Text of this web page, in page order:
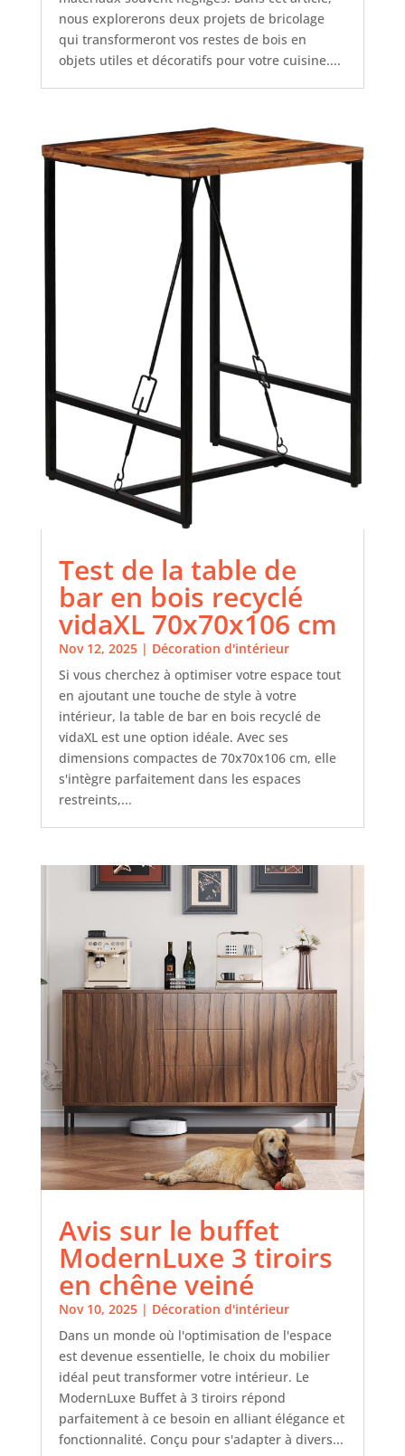
nous explorerons deux projets de bricolage
qui transformeront vos restes de bois en
objets utiles et décoratifs pour votre cuisine....
Test de la table de
bar en bois recyclé
vidaXL 70x70x106 cm
Nov 12, 2025| Décoration d'intérieur
Si vous cherchez à optimiser votre espace tout
en ajoutant une touche de style à votre
intérieur, la table de bar en bois recyclé de
vidaXL est une option idéale. Avec ses
dimensions compactes de 70x70x106 cm, elle
s'intègre parfaitement dans les espaces
restreints,...
Avis sur le buffet
ModernLuxe 3 tiroirs
en chêne veiné
Nov 10, 2025| Décoration d'intérieur
Dans un monde où l'optimisation de l'espace
est devenue essentielle, le choix du mobilier
idéal peut transformer votre intérieur. Le
ModernLuxe Buffet à 3 tiroirs répond
parfaitement à ce besoin en alliant élégance et
fonctionnalité. Conçu pour s'adapter à divers...